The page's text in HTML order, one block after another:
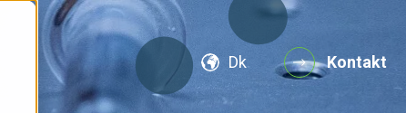
Dk Kontakt